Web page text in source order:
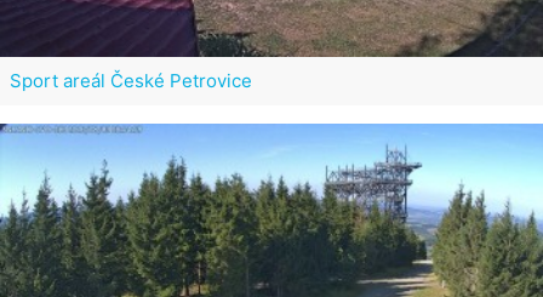
Sport areál České Petrovice